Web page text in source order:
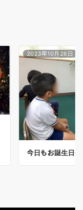
2023年10月26日
今日もお誕生日会